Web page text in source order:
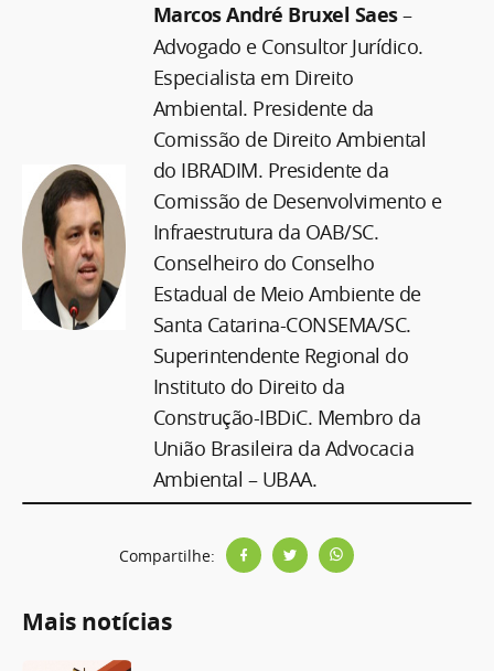
Marcos André Bruxel Saes–
Advogado e Consultor Jurídico.
Especialista em Direito
Ambiental. Presidente da
Comissão de Direito Ambiental
do IBRADIM. Presidente da
Comissão de Desenvolvimento e
Infraestrutura da OAB/SC.
Conselheiro do Conselho
Estadual de Meio Ambiente de
Santa Catarina-CONSEMA/SC.
Superintendente Regional do
Instituto do Direito da
Construção-IBDiC. Membro da
União Brasileira da Advocacia
Ambiental – UBAA.
Compartilhe:
Mais notícias